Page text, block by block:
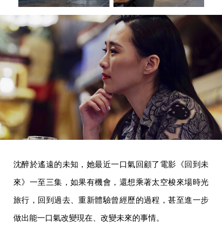
沈醉於遙遠的未知，她最近一口氣回顧了電影《回到未
來》一至三集，如果有機會，還想乘著太空梭來場時光
旅行，回到過去、重新體驗曾經歷的過程，甚至進一步
做出能一口氣改變現在、改變未來的事情。